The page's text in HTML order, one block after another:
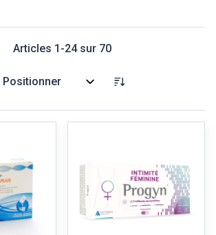
Articles 1 -24sur 70
Trier par: